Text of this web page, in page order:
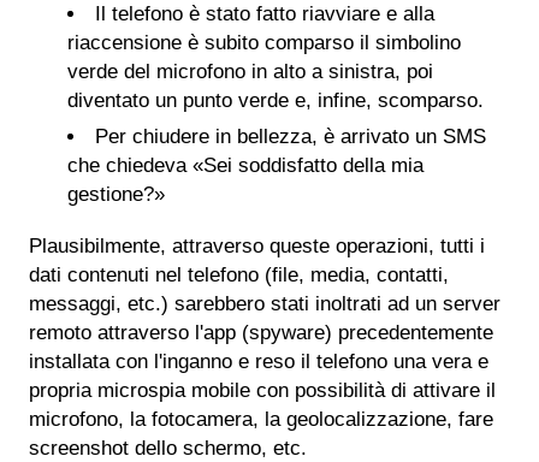
Il telefono è stato fatto riavviare e alla
riaccensione è subito comparso il simbolino
verde del microfono in alto a sinistra, poi
diventato un punto verde e, infine, scomparso.
Per chiudere in bellezza, è arrivato un SMS
che chiedeva «Sei soddisfatto della mia
gestione?»
Plausibilmente, attraverso queste operazioni, tutti i
dati contenuti nel telefono (file, media, contatti,
messaggi, etc.) sarebbero stati inoltrati ad un server
remoto attraverso l'app (spyware) precedentemente
installata con l'inganno e reso il telefono una vera e
propria microspia mobile con possibilità di attivare il
microfono, la fotocamera, la geolocalizzazione, fare
screenshot dello schermo, etc.